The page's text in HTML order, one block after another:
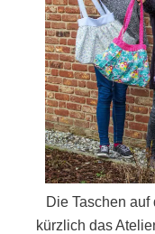
Die Taschen
kürzlich das